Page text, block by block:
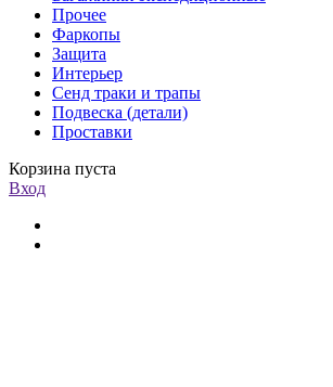
Прочее
Фаркопы
Защита
Интерьер
Сенд траки и трапы
Подвеска (детали)
Проставки
Корзина пуста
Вход